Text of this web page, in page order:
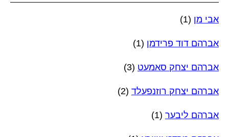
אבי מן (1)
אברהם דוד פרידמן (1)
אברהם יצחק סאמעט (3)
אברהם יצחק רוזנפעלד (2)
אברהם ליבער (1)